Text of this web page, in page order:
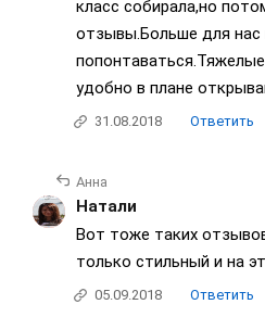
класс собирала,но
отзывы.Больше для нас
удобно в плане
31.08.2018 Ответить
Анна
Натали
Вот тоже таких
только стильный и на
05.09.2018 Ответить